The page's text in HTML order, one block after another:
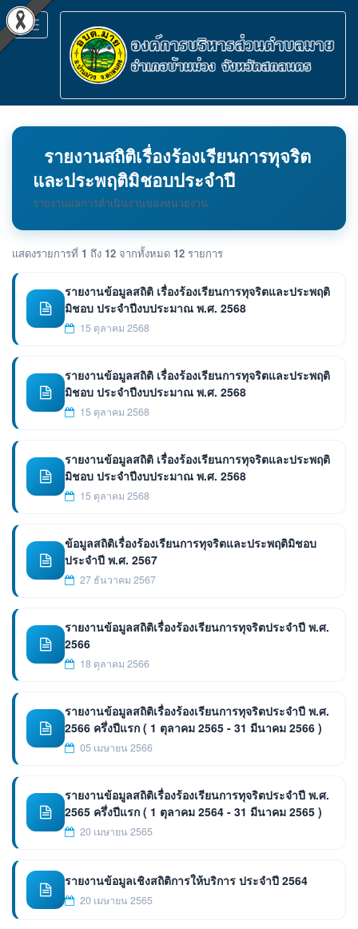
Toggle
navigation
รายงานสถิติเรื่องร้องเรียนการทุจริต
และประพฤติมิชอบประจำปี
รายงานผลการดำเนินงานของหน่วยงาน
แสดงรายการที่ 1 ถึง 12 จากทั้งหมด 12 รายการ
รายงานข้อมูลสถิติ เรื่องร้องเรียนการทุจริตและประพฤติ
มิชอบ ประจำปีงบประมาณ พ.ศ. 2568
15 ตุลาคม 2568
รายงานข้อมูลสถิติ เรื่องร้องเรียนการทุจริตและประพฤติ
มิชอบ ประจำปีงบประมาณ พ.ศ. 2568
15 ตุลาคม 2568
รายงานข้อมูลสถิติ เรื่องร้องเรียนการทุจริตและประพฤติ
มิชอบ ประจำปีงบประมาณ พ.ศ. 2568
15 ตุลาคม 2568
ข้อมูลสถิติเรื่องร้องเรียนการทุจริตและประพฤติมิชอบ
ประจำปี พ.ศ. 2567
27 ธันวาคม 2567
รายงานข้อมูลสถิติเรื่องร้องเรียนการทุจริตประจำปี พ.ศ.
2566
18 ตุลาคม 2566
รายงานข้อมูลสถิติเรื่องร้องเรียนการทุจริตประจำปี พ.ศ.
2566 ครึ่งปีแรก ( 1 ตุลาคม 2565 - 31 มีนาคม 2566 )
05 เมษายน 2566
รายงานข้อมูลสถิติเรื่องร้องเรียนการทุจริตประจำปี พ.ศ.
2565 ครึ่งปีแรก ( 1 ตุลาคม 2564 - 31 มีนาคม 2565 )
20 เมษายน 2565
รายงานข้อมูลเชิงสถิติการให้บริการ ประจำปี 2564
20 เมษายน 2565